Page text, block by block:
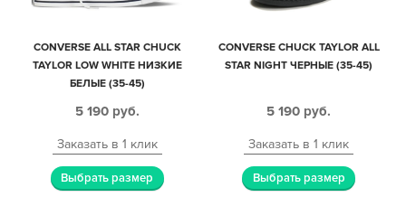
CONVERSE ALL STAR CHUCK
TAYLOR LOW WHITE НИЗКИЕ
БЕЛЫЕ (35-45)
5 190 руб.
Заказать в 1 клик
Выбрать размер
CONVERSE CHUCK TAYLOR ALL
STAR NIGHT ЧЕРНЫЕ (35-45)
5 190 руб.
Заказать в 1 клик
Выбрать размер